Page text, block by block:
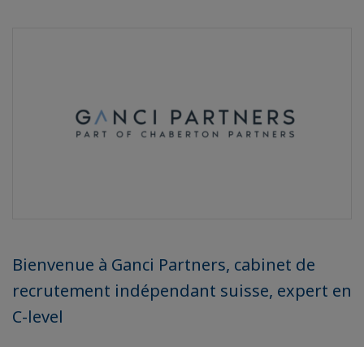
Bienvenue à Ganci Partners, cabinet de
recrutement indépendant suisse, expert en
C-level